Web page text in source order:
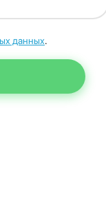
данных.